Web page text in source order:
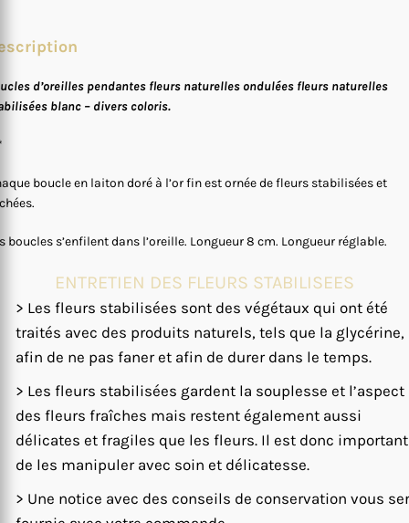
d’oreilles pendantes fleurs naturelles ondulées fleurs naturelles
blanc – divers coloris.
boucle en laiton doré à l’or fin est ornée de fleurs stabilisées et
boucles s’enfilent dans l’oreille. Longueur 8 cm. Longueur réglable.
ENTRETIEN DES FLEURS STABILISEES
> Les fleurs stabilisées sont des végétaux qui ont été
traités avec des produits naturels, tels que la glycérine,
afin de ne pas faner et afin de durer dans le temps.
> Les fleurs stabilisées gardent la souplesse et l’aspect
des fleurs fraîches mais restent également aussi
délicates et fragiles que les fleurs. Il est donc important
de les manipuler avec soin et délicatesse.
> Une notice avec des conseils de conservation vous